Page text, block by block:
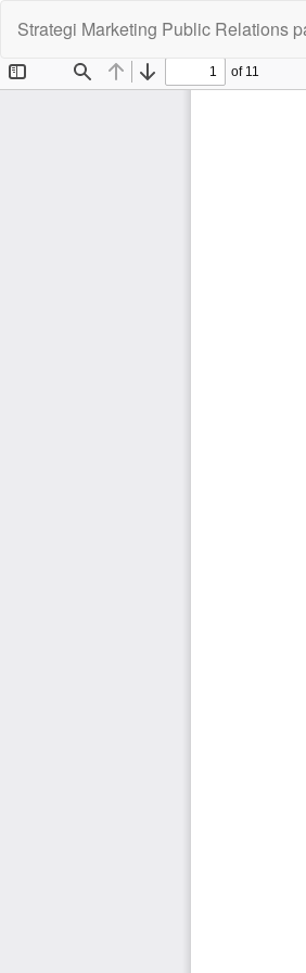
Article
Details
Strategi Marketing Public Relations